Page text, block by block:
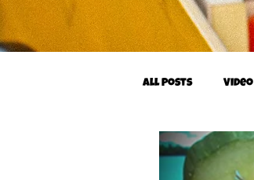
All Posts Video
Tips & Tricks